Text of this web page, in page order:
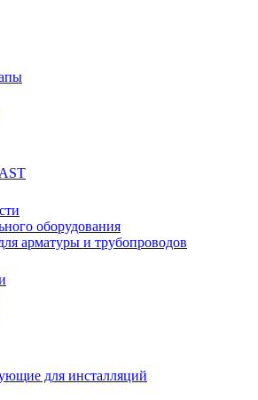
оборудования
арматуры и трубопроводов
для инсталляций